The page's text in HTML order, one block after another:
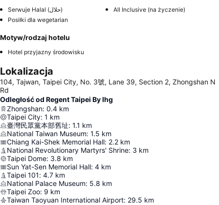
Serwuje Halal (حلال)
All Inclusive (na życzenie)
Posiłki dla wegetarian
Motyw/rodzaj hotelu
Hotel przyjazny środowisku
Lokalizacja
104, Tajwan, Taipei City, No. 3號, Lane 39, Section 2, Zhongshan N
Rd
Odległość od Regent Taipei By Ihg
Zhongshan: 0.4 km
Taipei City: 1 km
臺灣民眾黨本部舊址: 1.1 km
National Taiwan Museum: 1.5 km
Chiang Kai-Shek Memorial Hall: 2.2 km
National Revolutionary Martyrs' Shrine: 3 km
Taipei Dome: 3.8 km
Sun Yat-Sen Memorial Hall: 4 km
Taipei 101: 4.7 km
National Palace Museum: 5.8 km
Taipei Zoo: 9 km
Taiwan Taoyuan International Airport: 29.5 km